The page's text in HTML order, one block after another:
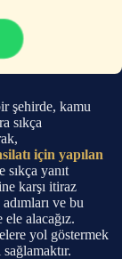
şehirde, kamu
sıkça
için yapılan
yanıt
karşı itiraz
ve bu
alacağız.
yol göstermek